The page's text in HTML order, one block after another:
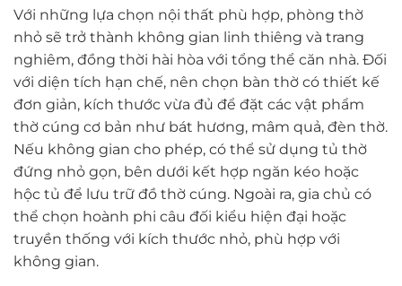
Với những lựa chọn nội thất phù hợp, phòng thờ
nhỏ sẽ trở thành không gian linh thiêng và trang
nghiêm, đồng thời hài hòa với tổng thể căn nhà. Đối
với diện tích hạn chế, nên chọn bàn thờ có thiết kế
đơn giản, kích thước vừa đủ để đặt các vật phẩm
thờ cúng cơ bản như bát hương, mâm quả, đèn thờ.
Nếu không gian cho phép, có thể sử dụng tủ thờ
đứng nhỏ gọn, bên dưới kết hợp ngăn kéo hoặc
hộc tủ để lưu trữ đồ thờ cúng. Ngoài ra, gia chủ có
thể chọn hoành phi câu đối kiểu hiện đại hoặc
truyền thống với kích thước nhỏ, phù hợp với
không gian.